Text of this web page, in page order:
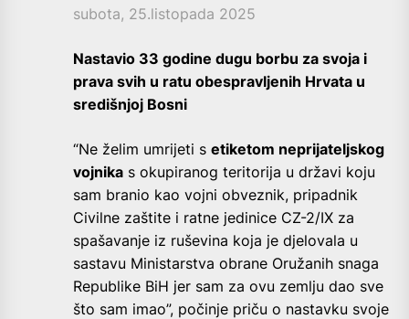
subota, 25.listopada 2025
Nastavio 33 godine dugu borbu za svoja i
prava svih u ratu obespravljenih Hrvata u
središnjoj Bosni
“Ne želim umrijeti s etiketom neprijateljskog
vojnika s okupiranog teritorija u državi koju
sam branio kao vojni obveznik, pripadnik
Civilne zaštite i ratne jedinice CZ-2/IX za
spašavanje iz ruševina koja je djelovala u
sastavu Ministarstva obrane Oružanih snaga
Republike BiH jer sam za ovu zemlju dao sve
što sam imao”, počinje priču o nastavku svoje